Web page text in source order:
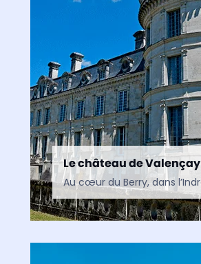
Le château de Valençay